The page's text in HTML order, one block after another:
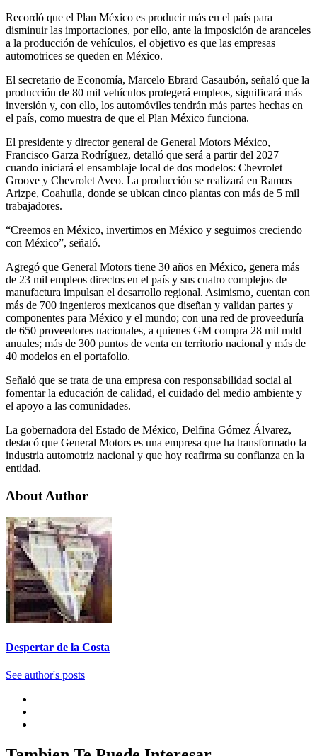
Recordó que el Plan México es producir más en el país para
disminuir las importaciones, por ello, ante la imposición de aranceles
a la producción de vehículos, el objetivo es que las empresas
automotrices se queden en México.
El secretario de Economía, Marcelo Ebrard Casaubón, señaló que la
producción de 80 mil vehículos protegerá empleos, significará más
inversión y, con ello, los automóviles tendrán más partes hechas en
el país, como muestra de que el Plan México funciona.
El presidente y director general de General Motors México,
Francisco Garza Rodríguez, detalló que será a partir del 2027
cuando iniciará el ensamblaje local de dos modelos: Chevrolet
Groove y Chevrolet Aveo. La producción se realizará en Ramos
Arizpe, Coahuila, donde se ubican cinco plantas con más de 5 mil
trabajadores.
“Creemos en México, invertimos en México y seguimos creciendo
con México”, señaló.
Agregó que General Motors tiene 30 años en México, genera más
de 23 mil empleos directos en el país y sus cuatro complejos de
manufactura impulsan el desarrollo regional. Asimismo, cuentan con
más de 700 ingenieros mexicanos que diseñan y validan partes y
componentes para México y el mundo; con una red de proveeduría
de 650 proveedores nacionales, a quienes GM compra 28 mil mdd
anuales; más de 300 puntos de venta en territorio nacional y más de
40 modelos en el portafolio.
Señaló que se trata de una empresa con responsabilidad social al
fomentar la educación de calidad, el cuidado del medio ambiente y
el apoyo a las comunidades.
La gobernadora del Estado de México, Delfina Gómez Álvarez,
destacó que General Motors es una empresa que ha transformado la
industria automotriz nacional y que hoy reafirma su confianza en la
entidad.
About Author
Despertar de la Costa
See author's posts